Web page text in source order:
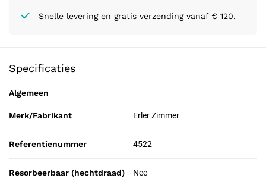
Snelle levering en gratis verzending vanaf € 120.
Specificaties
Algemeen
Merk/Fabrikant Erler Zimmer
Referentienummer 4522
Resorbeerbaar (hechtdraad) Nee